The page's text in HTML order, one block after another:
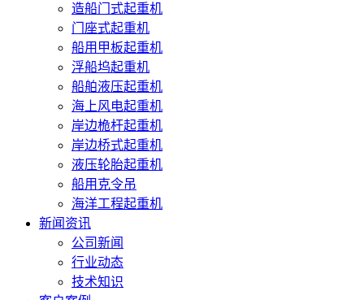
造船门式起重机
门座式起重机
船用甲板起重机
浮船坞起重机
船舶液压起重机
海上风电起重机
岸边桅杆起重机
岸边桥式起重机
液压轮胎起重机
船用克令吊
海洋工程起重机
新闻资讯
公司新闻
行业动态
技术知识